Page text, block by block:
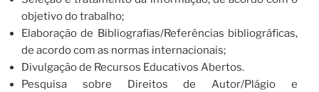
objetivo do trabalho;
Elaboração de Bibliografias/Referências bibliográficas,
de acordo com as normas internacionais;
Divulgação de Recursos Educativos Abertos.
Pesquisa sobre Direitos de Autor/Plágio e